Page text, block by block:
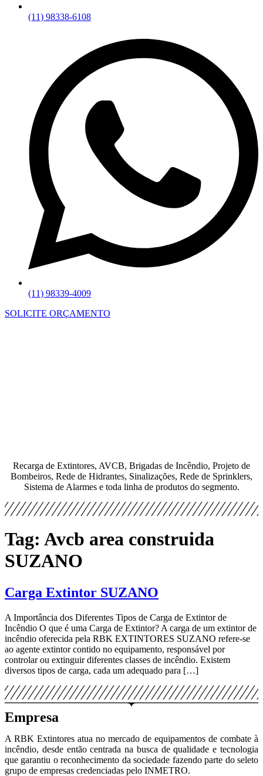
(11) 98338-6108
(11) 98339-4009
SOLICITE ORÇAMENTO
Recarga de Extintores, AVCB, Brigadas de Incêndio, Projeto de
Bombeiros, Rede de Hidrantes, Sinalizações, Rede de Sprinklers,
Sistema de Alarmes e toda linha de produtos do segmento.
Tag: Avcb area construida
SUZANO
Carga Extintor SUZANO
A Importância dos Diferentes Tipos de Carga de Extintor de
Incêndio O que é uma Carga de Extintor? A carga de um extintor de
incêndio oferecida pela RBK EXTINTORES SUZANO refere-se
ao agente extintor contido no equipamento, responsável por
controlar ou extinguir diferentes classes de incêndio. Existem
diversos tipos de carga, cada um adequado para […]
Empresa
A RBK Extintores atua no mercado de equipamentos de combate à
incêndio, desde então centrada na busca de qualidade e tecnologia
que garantiu o reconhecimento da sociedade fazendo parte do seleto
grupo de empresas credenciadas pelo INMETRO.